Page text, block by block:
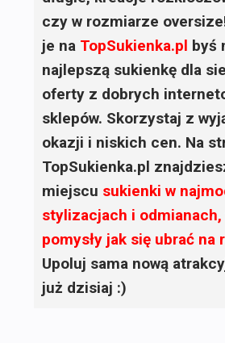
czy w rozmiarze
je na TopSukienka.pl byś
najlepszą sukienkę dla
oferty z dobrych
sklepów. Skorzystaj z
okazji i niskich cen. Na
TopSukienka.pl
miejscu sukienki w
stylizacjach i odmianach,
pomysły jak się ubrać na
Upoluj sama nową
już dzisiaj :)